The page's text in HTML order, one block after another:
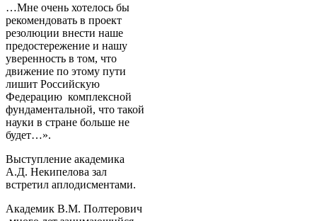
…Мне очень хотелось бы
рекомендовать в проект
резолюции внести наше
предостережение и нашу
уверенность в том, что
движение по этому пути
лишит Российскую
Федерацию комплексной
фундаментальной, что такой
науки в стране больше не
будет…».
Выступление академика
А.Д. Некипелова зал
встретил аплодисментами.
Академик В.М. Полтерович